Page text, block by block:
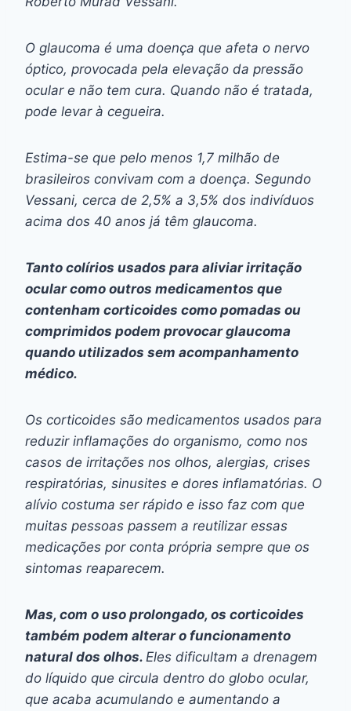
O glaucoma é uma doença que afeta o nervo
óptico, provocada pela elevação da pressão
ocular e não tem cura. Quando não é tratada,
pode levar à cegueira.
Estima-se que pelo menos 1,7 milhão de
brasileiros convivam com a doença. Segundo
Vessani, cerca de 2,5% a 3,5% dos indivíduos
acima dos 40 anos já têm glaucoma.
Tanto colírios usados para aliviar irritação
ocular como outros medicamentos que
contenham corticoides como pomadas ou
comprimidos podem provocar glaucoma
quando utilizados sem acompanhamento
médico.
Os corticoides são medicamentos usados para
reduzir inflamações do organismo, como nos
casos de irritações nos olhos, alergias, crises
respiratórias, sinusites e dores inflamatórias. O
alívio costuma ser rápido e isso faz com que
muitas pessoas passem a reutilizar essas
medicações por conta própria sempre que os
sintomas reaparecem.
Mas, com o uso prolongado, os corticoides
também podem alterar o funcionamento
natural dos olhos. Eles dificultam a drenagem
do líquido que circula dentro do globo ocular,
que acaba acumulando e aumentando a